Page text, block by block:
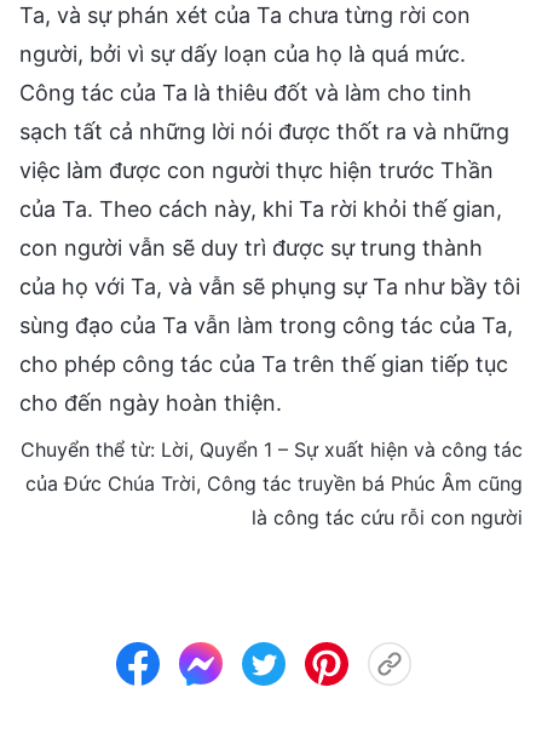
Ta, và sự phán xét của Ta chưa từng rời con
người, bởi vì sự dấy loạn của họ là quá mức.
Công tác của Ta là thiêu đốt và làm cho tinh
sạch tất cả những lời nói được thốt ra và những
việc làm được con người thực hiện trước Thần
của Ta. Theo cách này, khi Ta rời khỏi thế gian,
con người vẫn sẽ duy trì được sự trung thành
của họ với Ta, và vẫn sẽ phụng sự Ta như bầy tôi
sùng đạo của Ta vẫn làm trong công tác của Ta,
cho phép công tác của Ta trên thế gian tiếp tục
cho đến ngày hoàn thiện.
Chuyển thể từ: Lời, Quyển 1 – Sự xuất hiện và công tác
của Đức Chúa Trời, Công tác truyền bá Phúc Âm cũng
là công tác cứu rỗi con người